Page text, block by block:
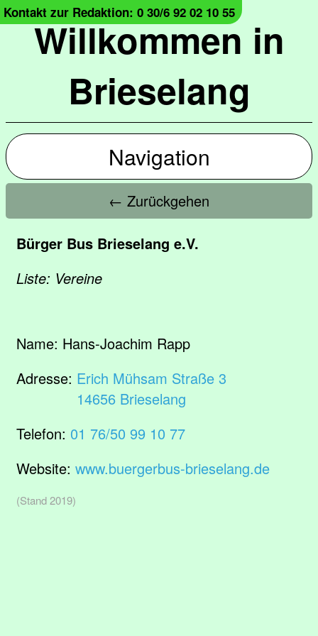
Willkommen in
Brieselang
Kontakt zur Redaktion: 0 30/6 92 02 10 55
Navigation
← Zurückgehen
Bürger Bus Brieselang e.V.
Liste: Vereine
Name: Hans-Joachim Rapp
Adresse: Erich Mühsam Straße 3
14656 Brieselang
Telefon: 01 76/50 99 10 77
Website: www.buergerbus-brieselang.de
(Stand 2019)